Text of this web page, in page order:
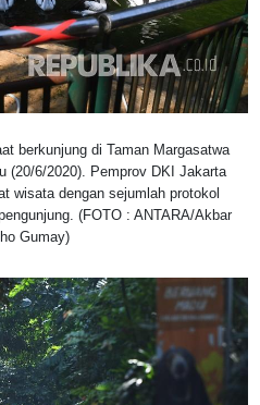
berkunjung di Taman Margasatwa
(20/6/2020). Pemprov DKI Jakarta
wisata dengan sejumlah protokol
(FOTO : ANTARA/Akbar
Gumay)